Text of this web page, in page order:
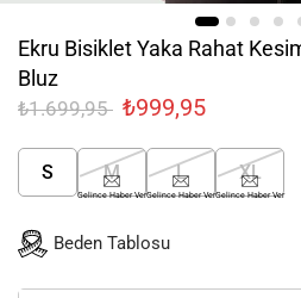
Ekru Bisiklet Yaka Rahat
Bluz
₺1.699,95 ₺999,95
S M
Gelince Haber Ver
L
Gelince Haber Ver
XL
Gelince Haber Ver
Beden Tablosu